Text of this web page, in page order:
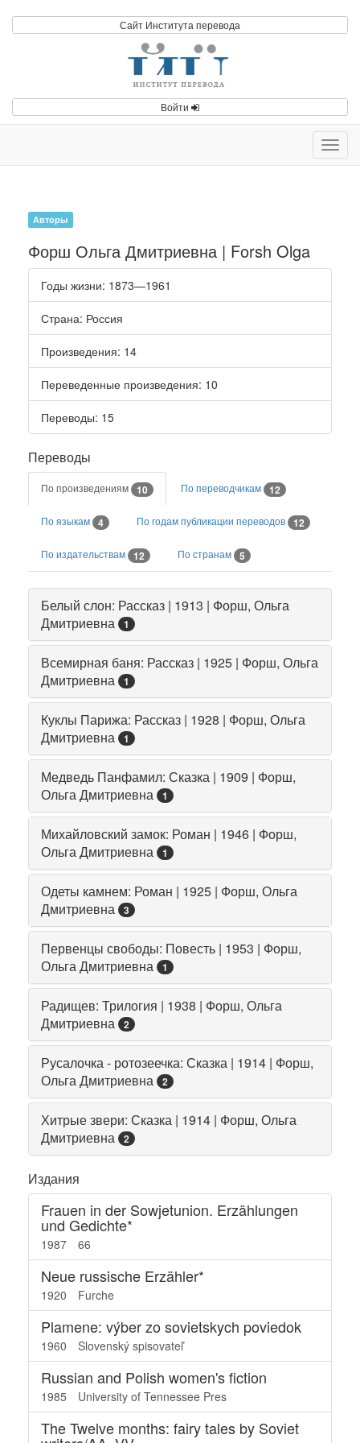
Сайт Института перевода
Войти
Авторы
Форш Ольга Дмитриевна | Forsh Olga
Годы жизни: 1873—1961
Страна: Россия
Произведения: 14
Переведенные произведения: 10
Переводы: 15
Переводы
По произведениям 10 По переводчикам 12
По языкам 4 По годам публикации переводов 12
По издательствам 12 По странам 5
Белый слон: Рассказ | 1913 | Форш, Ольга
Дмитриевна
1
Всемирная баня: Рассказ | 1925 | Форш, Ольга
Дмитриевна
1
Куклы Парижа: Рассказ | 1928 | Форш, Ольга
Дмитриевна
1
Медведь Панфамил: Сказка | 1909 | Форш,
Ольга Дмитриевна
1
Михайловский замок: Роман | 1946 | Форш,
Ольга Дмитриевна
1
Одеты камнем: Роман | 1925 | Форш, Ольга
Дмитриевна
3
Первенцы свободы: Повесть | 1953 | Форш,
Ольга Дмитриевна
1
Радищев: Трилогия | 1938 | Форш, Ольга
Дмитриевна
2
Русалочка - ротозеечка: Сказка | 1914 | Форш,
Ольга Дмитриевна
2
Хитрые звери: Сказка | 1914 | Форш, Ольга
Дмитриевна
2
Издания
Frauen in der Sowjetunion. Erzählungen
und Gedichte*
1987 66
Neue russische Erzähler*
1920 Furche
Plamene: výber zo sovietskych poviedok
1960 Slovenský spisovateľ
Russian and Polish women's fiction
1985 University of Tennessee Pres
The Twelve months: fairy tales by Soviet